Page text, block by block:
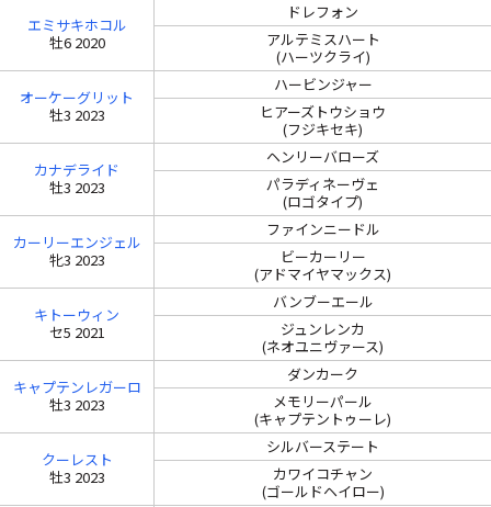
エミサキホコル
牡6 2020
ドレフォン
アルテミスハート
(ハーツクライ)
オーケーグリット
牡3 2023
ハービンジャー
ヒアーズトウショウ
(フジキセキ)
カナデライド
牡3 2023
ヘンリーバローズ
パラディネーヴェ
(ロゴタイプ)
カーリーエンジェル
牝3 2023
ファインニードル
ビーカーリー
(アドマイヤマックス)
キトーウィン
セ5 2021
バンブーエール
ジュンレンカ
(ネオユニヴァース)
キャプテンレガーロ
牡3 2023
ダンカーク
メモリーパール
(キャプテントゥーレ)
クーレスト
牡3 2023
シルバーステート
カワイコチャン
(ゴールドヘイロー)